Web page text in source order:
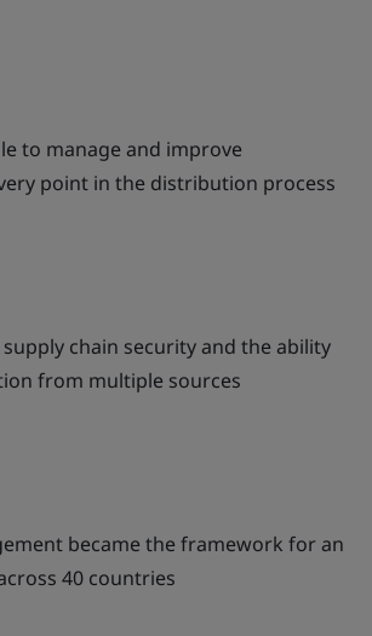
to manage and improve
point in the distribution process
chain security and the ability
from multiple sources
became the framework for an
40 countries